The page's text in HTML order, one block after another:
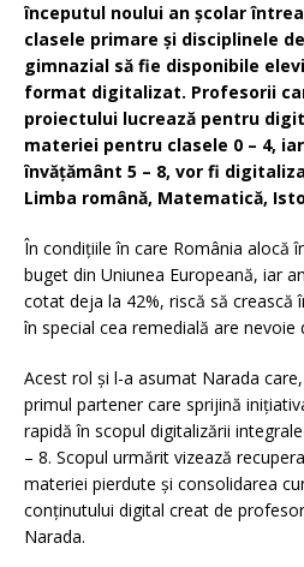
începutul noului an școlar
clasele primare și disciplinele
gimnazial să fie disponibile
format digitalizat. Profesorii
proiectului lucrează pentru
materiei pentru clasele 0 – 4,
învățământ 5 – 8, vor fi
Limba română, Matematică,
În condițiile în care România alocă
buget din Uniunea Europeană, iar
cotat deja la 42%, riscă să crească
în special cea remedială are
Acest rol și l-a asumat Narada
primul partener care sprijină
rapidă în scopul digitalizării
– 8. Scopul urmărit vizează
materiei pierdute și consolidarea
conținutului digital creat de
Narada.